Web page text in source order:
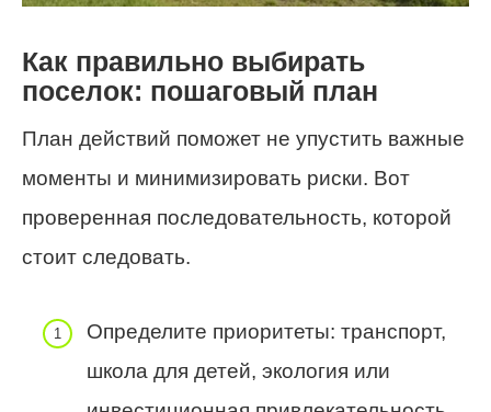
Как правильно выбирать
поселок: пошаговый план
План действий поможет не упустить важные
моменты и минимизировать риски. Вот
проверенная последовательность, которой
стоит следовать.
Определите приоритеты: транспорт,
школа для детей, экология или